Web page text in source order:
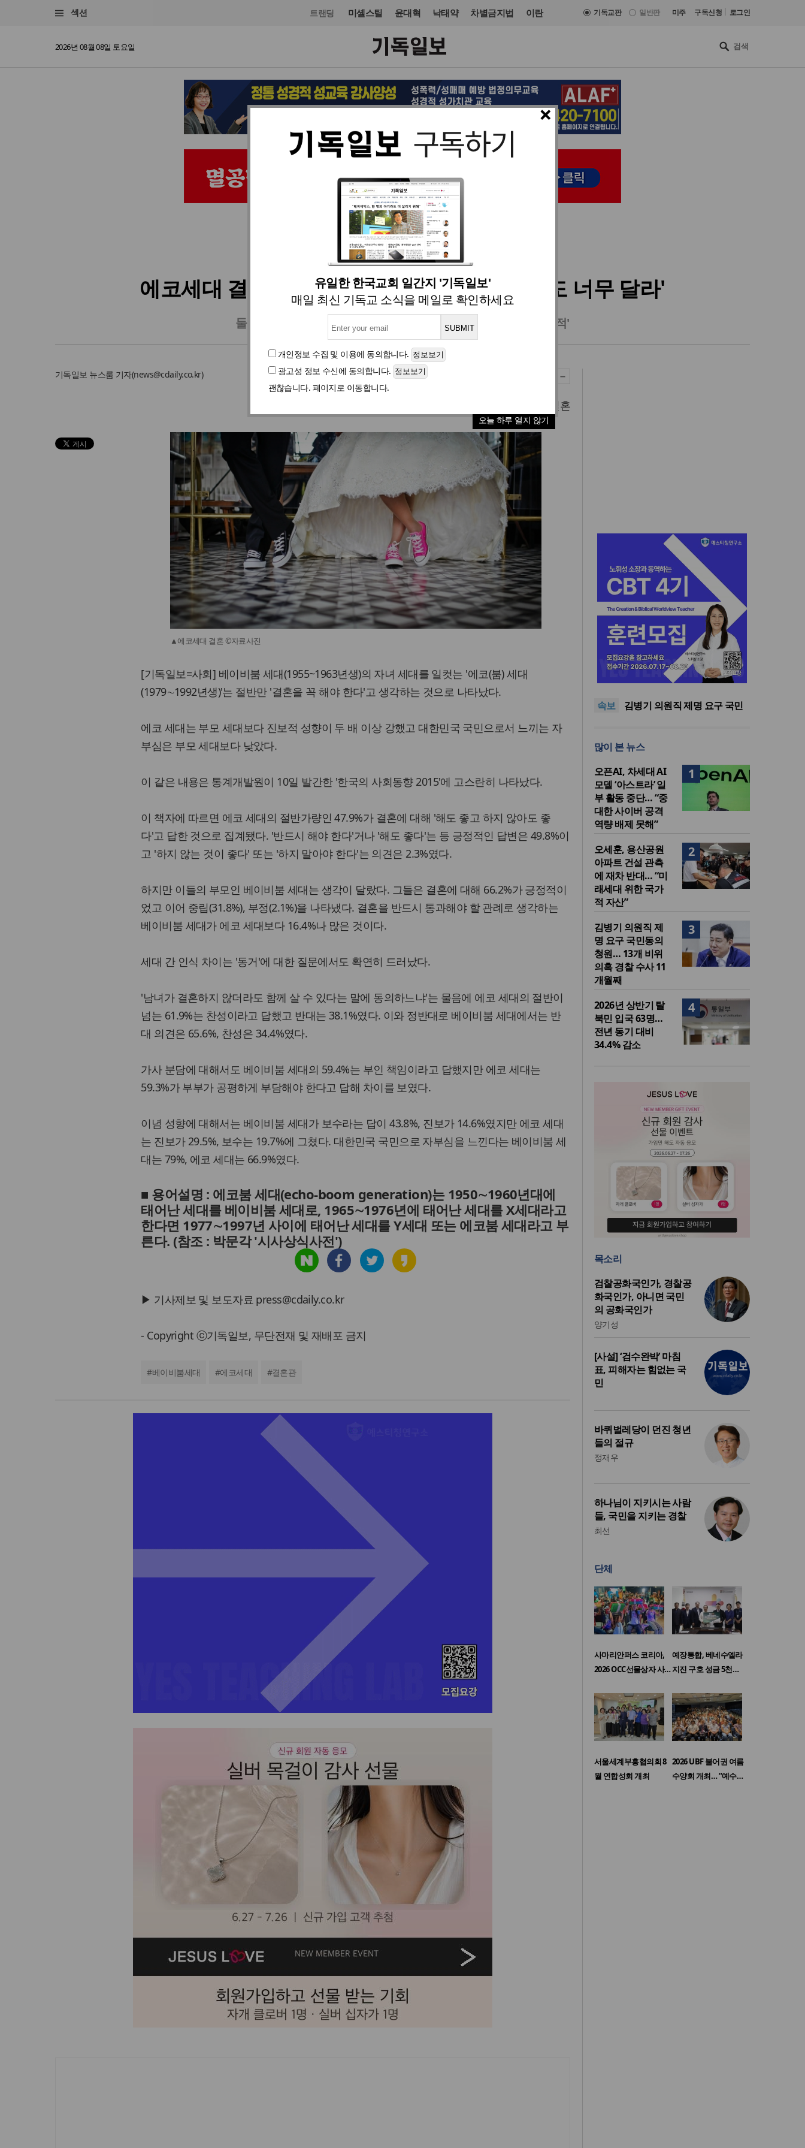
섹션 트랜딩 미셸스틸 윤대혁 낙태약 차별금지법 이란 기독교판 일반판 미주 구독신청 로그인
2026년 08월 08일 토요일
×
유일한 한국교회 일간지 '기독일보'
매일 최신 기독교 소식을 메일로 확인하세요
개인정보 수집 및 이용에 동의합니다.
광고성 정보 수신에 동의합니다.
괜찮습니다. 페이지로 이동합니다.
오늘 하루 열지 않기
교육·학술·종교 입력 2015. 12. 10 21:00
에코세대 결혼관, 부모 베이비붐 세대와 '달라도 너무 달라'
둘 중 한 명만 "결혼은 꼭 해야 하는 것"…결혼 전 동거에도 '개방적'
기독일보 뉴스룸 기자(news@cdaily.co.kr)
# 에코세대 결혼 에코세대 결혼
▲에코세대 결혼 ©자료사진
[기독일보=사회] 베이비붐 세대(1955~1963년생)의 자녀 세대를 일컷는 '에코(붐) 세대
(1979∼1992년생)'는 절반만 '결혼을 꼭 해야 한다'고 생각하는 것으로 나타났다.
에코 세대는 부모 세대보다 진보적 성향이 두 배 이상 강했고 대한민국 국민으로서 느끼는 자
부심은 부모 세대보다 낮았다.
이 같은 내용은 통계개발원이 10일 발간한 '한국의 사회동향 2015'에 고스란히 나타났다.
이 책자에 따르면 에코 세대의 절반가량인 47.9%가 결혼에 대해 '해도 좋고 하지 않아도 좋
다'고 답한 것으로 집계됐다. '반드시 해야 한다'거나 '해도 좋다'는 등 긍정적인 답변은 49.8%이
고 '하지 않는 것이 좋다' 또는 '하지 말아야 한다'는 의견은 2.3%였다.
하지만 이들의 부모인 베이비붐 세대는 생각이 달랐다. 그들은 결혼에 대해 66.2%가 긍정적이
었고 이어 중립(31.8%), 부정(2.1%)을 나타냈다. 결혼을 반드시 통과해야 할 관례로 생각하는
베이비붐 세대가 에코 세대보다 16.4%나 많은 것이다.
세대 간 인식 차이는 '동거'에 대한 질문에서도 확연히 드러났다.
'남녀가 결혼하지 않더라도 함께 살 수 있다는 말에 동의하느냐'는 물음에 에코 세대의 절반이
넘는 61.9%는 찬성이라고 답했고 반대는 38.1%였다. 이와 정반대로 베이비붐 세대에서는 반
대 의견은 65.6%, 찬성은 34.4%였다.
가사 분담에 대해서도 베이비붐 세대의 59.4%는 부인 책임이라고 답했지만 에코 세대는
59.3%가 부부가 공평하게 부담해야 한다고 답해 차이를 보였다.
이념 성향에 대해서는 베이비붐 세대가 보수라는 답이 43.8%, 진보가 14.6%였지만 에코 세대
는 진보가 29.5%, 보수는 19.7%에 그쳤다. 대한민국 국민으로 자부심을 느낀다는 베이비붐 세
대는 79%, 에코 세대는 66.9%였다.
■ 용어설명 : 에코붐 세대(echo-boom generation)는 1950∼1960년대에
태어난 세대를 베이비붐 세대로, 1965∼1976년에 태어난 세대를 X세대라고
한다면 1977∼1997년 사이에 태어난 세대를 Y세대 또는 에코붐 세대라고 부
른다. (참조 : 박문각 '시사상식사전')
▶ 기사제보 및 보도자료 press@cdaily.co.kr
- Copyright ⓒ기독일보, 무단전재 및 재배포 금지
#베이비붐세대 #에코세대 #결혼관
속보
기감 이대위, 감신대 도서관에
퀴어서적 ‘별도 부스’ 마련 조치
2026년 상반기 탈북민 입국 63
소
라’ 일부 활동 중단… “중대한 사
김병기 의원직 제명 요구 국민
위한 국가적 자산”
퀴어서적 ‘별도 부스’ 마련 조치
2026년 상반기 탈북민 입국 63
명… 전년 동기 대비 34.4% 감
소
많이 본 뉴스
1
오픈AI, 차세대 AI
모델 ‘아스트라’ 일
부 활동 중단… “중
대한 사이버 공격
역량 배제 못해”
2
오세훈, 용산공원
아파트 건설 관측
에 재차 반대… “미
래세대 위한 국가
적 자산”
3
김병기 의원직 제
명 요구 국민동의
청원… 13개 비위
의혹 경찰 수사 11
개월째
4
2026년 상반기 탈
북민 입국 63명…
전년 동기 대비
34.4% 감소
목소리
검찰공화국인가, 경찰공
화국인가, 아니면 국민
의 공화국인가
양기성
[사설] ‘검수완박’ 마침
표, 피해자는 힘없는 국
민
바퀴벌레당이 던진 청년
들의 절규
정재우
하나님이 지키시는 사람
들, 국민을 지키는 경찰
최선
단체
사마리안퍼스 코리아,
2026 OCC선물상자 사…
예장통합, 베네수엘라
지진 구호 성금 5천…
서울세계부흥협의회 8
월 연합성회 개최
2026 UBF 불어권 여름
수양회 개최… “예수…